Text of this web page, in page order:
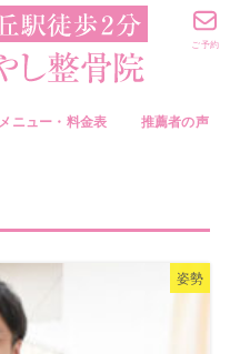
メニュー・料金表 推薦者の声
ご予約
姿勢